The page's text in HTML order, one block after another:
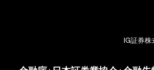
IG証券